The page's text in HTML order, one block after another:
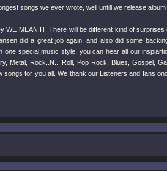
songs we ever wrote, well untill we release album
WE MEAN IT. There will be different kind of surprises
did a great job again, and also did some
special music style, you can hear all our
Metal, Rock..N....Roll, Pop Rock, Blues, Gospel,
songs for you all. We thank our Listeners and fans